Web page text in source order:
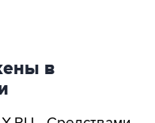
в
- Средствами